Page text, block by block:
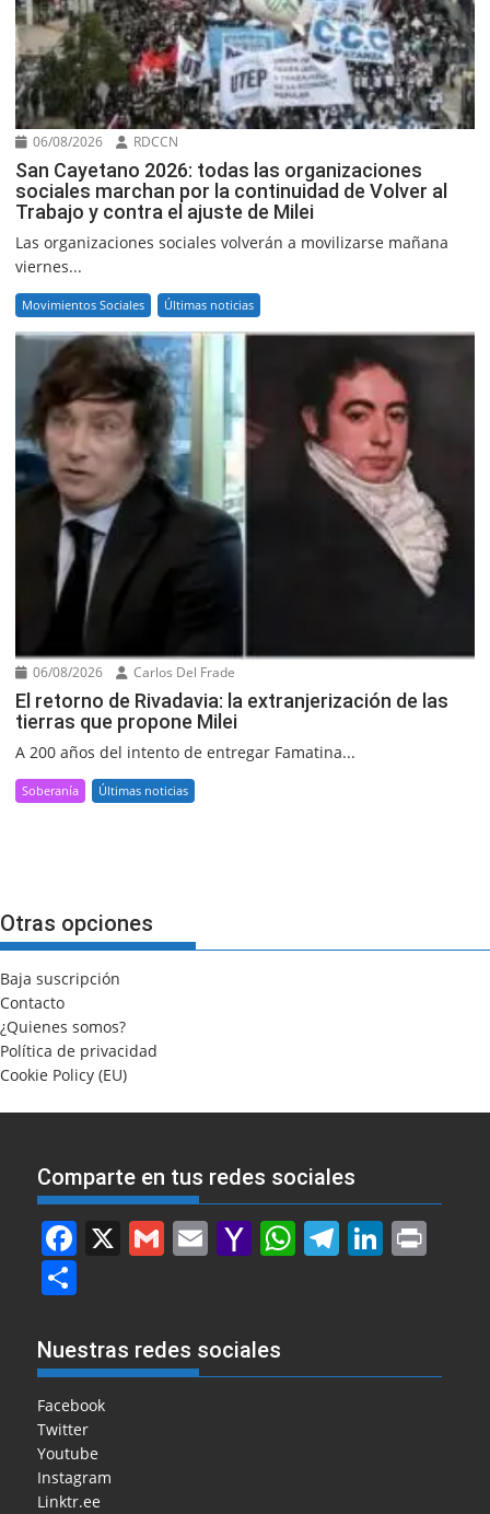
06/08/2026 RDCCN
San Cayetano 2026: todas las organizaciones
sociales marchan por la continuidad de Volver al
Trabajo y contra el ajuste de Milei
Las organizaciones sociales volverán a movilizarse mañana
viernes...
Movimientos Sociales Últimas noticias
06/08/2026 Carlos Del Frade
El retorno de Rivadavia: la extranjerización de las
tierras que propone Milei
A 200 años del intento de entregar Famatina...
Soberanía Últimas noticias
Otras opciones
Baja suscripción
Contacto
¿Quienes somos?
Política de privacidad
Cookie Policy (EU)
Comparte en tus redes sociales
F
e
b
o
o
k
X G
m
l
E
m
l
Y
a
o
o
W
h
A
T
el
a
Li
n
dI
ar
e
Nuestras redes sociales
Facebook
Twitter
Youtube
Instagram
Linktr.ee